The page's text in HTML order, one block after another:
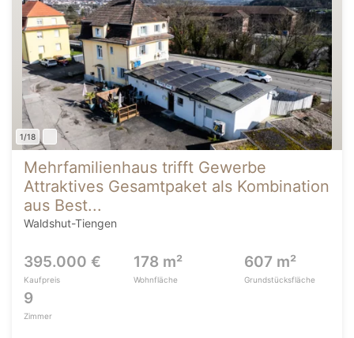
1/18
Mehrfamilienhaus trifft Gewerbe
Attraktives Gesamtpaket als Kombination
aus Best...
Waldshut-Tiengen
395.000 €
Kaufpreis
178 m²
Wohnfläche
607 m²
Grundstücksfläche
9
Zimmer